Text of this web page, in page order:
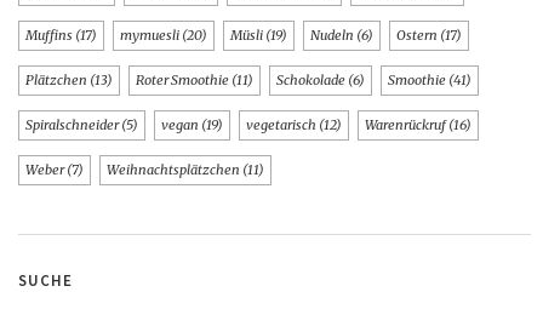
Muffins (17) mymuesli (20) Müsli (19) Nudeln (6) Ostern (17)
Plätzchen (13) Roter Smoothie (11) Schokolade (6) Smoothie (41)
Spiralschneider(5) vegan (19) vegetarisch (12) Warenrückruf(16)
Weber(7) Weihnachtsplätzchen (11)
SUCHE